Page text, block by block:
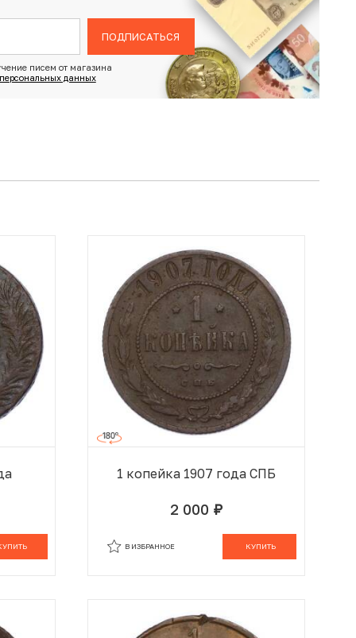
ПОДПИСАТЬСЯ
писем от магазина
данных
1 копейка 1907 года СПБ
2 000 руб.
КУПИТЬ
В ИЗБРАННОЕ